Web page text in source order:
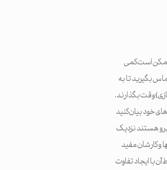
ممکن است کمی
بگیرید تا به
وقت بگذارند.
خود بیان کنید
هستند نزدیک
و کارشان مفید
با ایجاد تفاوت